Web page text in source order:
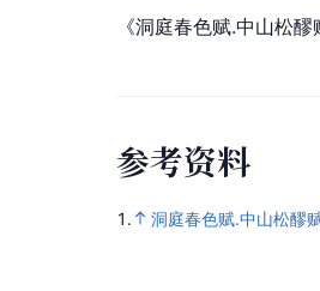
《洞庭春色赋.中山松
参考资料
1. 洞庭春色赋.中山松醪